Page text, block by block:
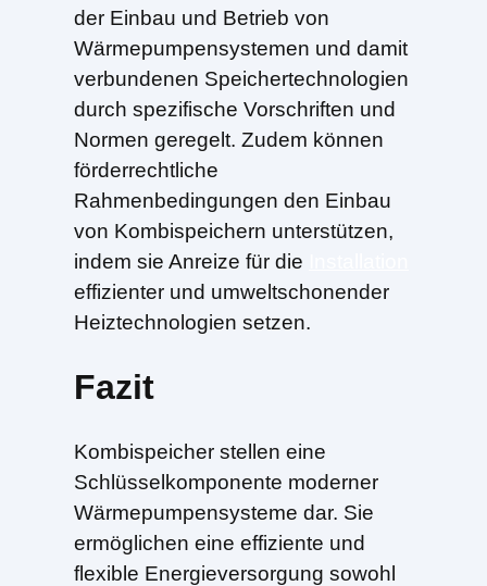
der Einbau und Betrieb von
Wärmepumpensystemen und damit
verbundenen Speichertechnologien
durch spezifische Vorschriften und
Normen geregelt. Zudem können
förderrechtliche
Rahmenbedingungen den Einbau
von Kombispeichern unterstützen,
indem sie Anreize für die
effizienter und umweltschonender
Heiztechnologien setzen.
Fazit
Kombispeicher stellen eine
Schlüsselkomponente moderner
Wärmepumpensysteme dar. Sie
ermöglichen eine effiziente und
flexible Energieversorgung sowohl